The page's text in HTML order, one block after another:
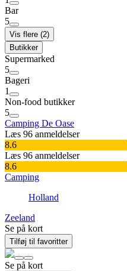
Bar
5
Vis flere (2)
Butikker
Supermarked
5
Bageri
1
Non-food butikker
5
Camping De Oase
Læs 96 anmeldelser
8.6
Læs 96 anmeldelser
8.6
Camping
Holland
Zeeland
Se på kort
Tilføj til favoritter
Se på kort